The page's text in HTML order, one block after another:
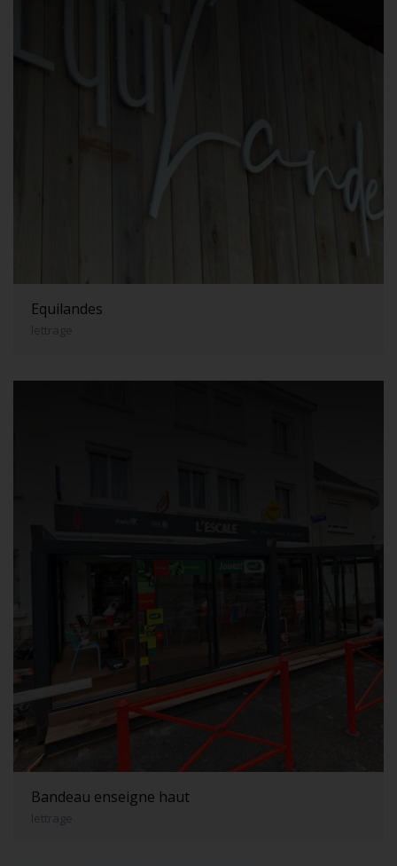
Equilandes
lettrage
Bandeau enseigne haut
lettrage